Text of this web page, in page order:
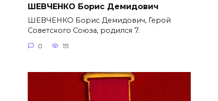
ШЕВЧЕНКО Борис Демидович
ШЕВЧЕНКО Борис Демидович, Герой
Советского Союза, родился 7.
0 111